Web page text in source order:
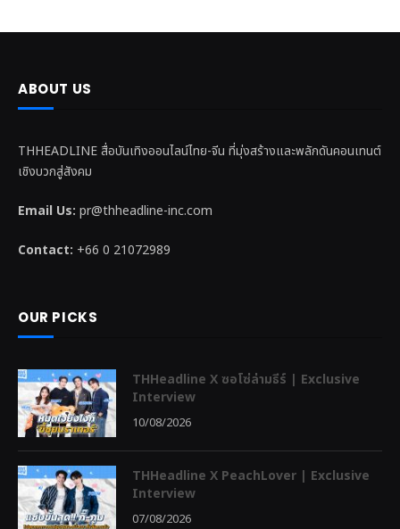
ABOUT US
THHEADLINE สื่อบันเทิงออนไลน์ไทย-จีน ที่มุ่งสร้างและพลักดันคอนเทนต์
เชิงบวกสู่สังคม
Email Us: pr@thheadline-inc.com
Contact: +66 0 21072989
OUR PICKS
THHeadline X ซอโซ่ล่ามธีร์ | Exclusive
Interview
10/08/2026
THHeadline X PeachLover | Exclusive
Interview
07/08/2026